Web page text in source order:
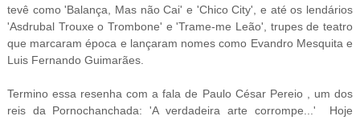
tevê como 'Balança, Mas não Cai' e 'Chico City', e até os lendários
'Asdrubal Trouxe o Trombone' e 'Trame-me Leão', trupes de teatro
que marcaram época e lançaram nomes como Evandro Mesquita e
Luis Fernando Guimarães.
Termino essa resenha com a fala de Paulo César Pereio , um dos
reis da Pornochanchada: 'A verdadeira arte corrompe...' Hoje